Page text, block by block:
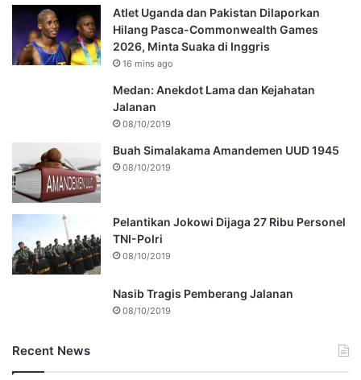
Atlet Uganda dan Pakistan Dilaporkan
Hilang Pasca-Commonwealth Games
2026, Minta Suaka di Inggris
16 mins ago
Medan: Anekdot Lama dan Kejahatan
Jalanan
08/10/2019
Buah Simalakama Amandemen UUD 1945
08/10/2019
Pelantikan Jokowi Dijaga 27 Ribu Personel
TNI-Polri
08/10/2019
Nasib Tragis Pemberang Jalanan
08/10/2019
Recent News